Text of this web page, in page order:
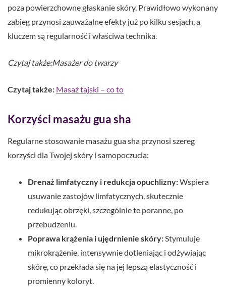
poza powierzchowne głaskanie skóry. Prawidłowo wykonany
zabieg przynosi zauważalne efekty już po kilku sesjach, a
kluczem są regularność i właściwa technika.
Czytaj także:Masażer do twarzy
Czytaj także: Masaż tajski – co to
Korzyści masażu gua sha
Regularne stosowanie masażu gua sha przynosi szereg
korzyści dla Twojej skóry i samopoczucia:
Drenaż limfatyczny i redukcja opuchlizny:Wspiera
usuwanie zastojów limfatycznych, skutecznie
redukując obrzęki, szczególnie te poranne, po
przebudzeniu.
Poprawa krążenia i ujędrnienie skóry:Stymuluje
mikrokrążenie, intensywnie dotleniając i odżywiając
skórę, co przekłada się na jej lepszą elastyczność i
promienny koloryt.